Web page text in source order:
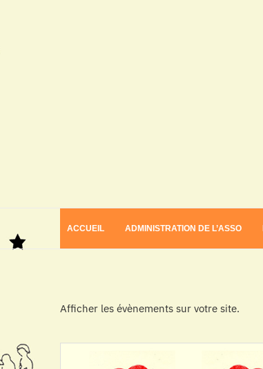
ACCUEIL ADMINISTRATION DE L’ASSO
Afficher les évènements sur votre site.